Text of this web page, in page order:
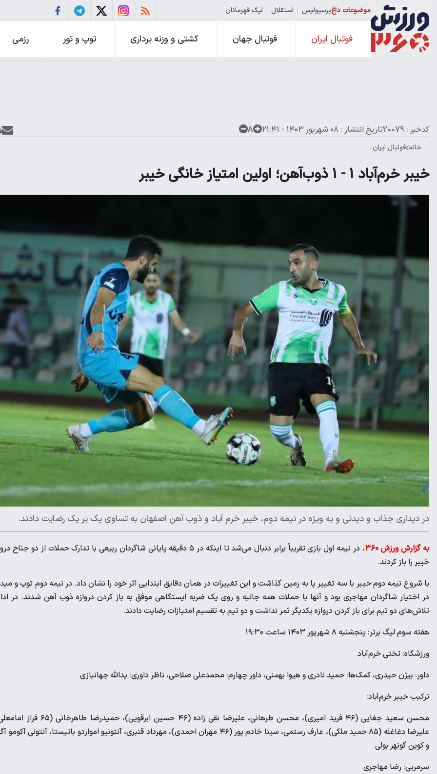
موضوعات داغپرسپولیس استقلال لیگ قهرمانان
فوتبال ایران فوتبال جهان کشتی و وزنه برداری توپ و تور رزمی
کدخبر : 20079 تاریخ انتشار : ۰۸ شهریور ۱۴۰۳ - ۲۱:۴۱ A
خانه فوتبال ایران
خیبر خرم‌آباد ۱ - ۱ ذوب‌آهن؛ اولین امتیاز خانگی خیبر
در دیداری جذاب و دیدنی و به ویژه در نیمه دوم، خیبر خرم آباد و ذوب آهن اصفهان به تساوی یک بر یک رضایت دادند.
به گزارش ورزش ۳۶۰
، در نیمه اول بازی تقریباً برابر دنبال می‌شد تا اینکه در ۵ دقیقه پایانی شاگردان ربیعی با تدارک حملات از دو جناح
خیبر را باز کردند.
با شروع نیمه دوم خیبر با سه تغییر پا به زمین گذاشت و این تغییرات در همان دقایق ابتدایی اثر خود را نشان داد. در نیمه دوم توپ و
در اختیار شاگردان مهاجری بود و آنها با حملات همه جانبه و روی یک ضربه ایستگاهی موفق به باز کردن دروازه ذوب آهن شدند. در
تلاش‌های دو تیم برای باز کردن دروازه یکدیگر ثمر نداشت و دو تیم به تقسیم امتیازات رضایت دادند.
هفته سوم لیگ برتر: پنجشنبه ۸ شهریور ۱۴۰۳ ساعت ۱۹:۳۰
ورزشگاه: تختی خرم‌آباد
داور: بیژن حیدری، کمک‌ها: حمید نادری و هیوا بهمنی، داور چهارم: محمدعلی صلاحی، ناظر داوری: یدالله جهانبازی
ترکیب خیبر خرم‌آباد:
محسن سعید جغایی (۴۶ فرید امیری)، محسن طرهانی، علیرضا نقی زاده (۴۶ حسین ابرقویی)، حمیدرضا
علیرضا دغاغله (۸۵ حمید ملکی)، عارف رستمی، سینا خادم پور (۴۶ مهران احمدی)، مهرداد قنبری، آنتونیو امواردو باتیستا، آنتونی
و کوین گونهر بولی
سرمربی: رضا مهاجری